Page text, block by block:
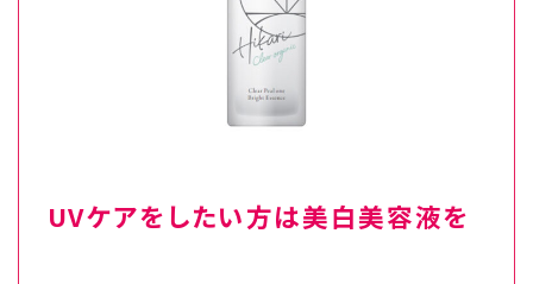
UVケアをしたい方は美白美容液を